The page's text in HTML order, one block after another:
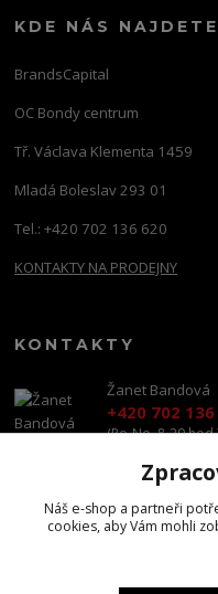
KDE NÁS NAJDETE
BrandsCapital
OC Bondy centrum
Tř. Václava Klementa 1459
Mladá Boleslav 293 01
Tel.: +420 702 136 620
KONTAKTY NA PRODEJNY
KONTAKTY
Žanet Bandová
+420 702
(Po-Ne, 8-20
Náš e-shop a partneři
cookies, aby Vám mohli